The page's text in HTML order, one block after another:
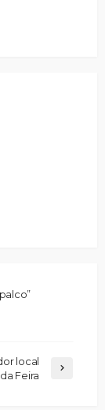
local
Feira